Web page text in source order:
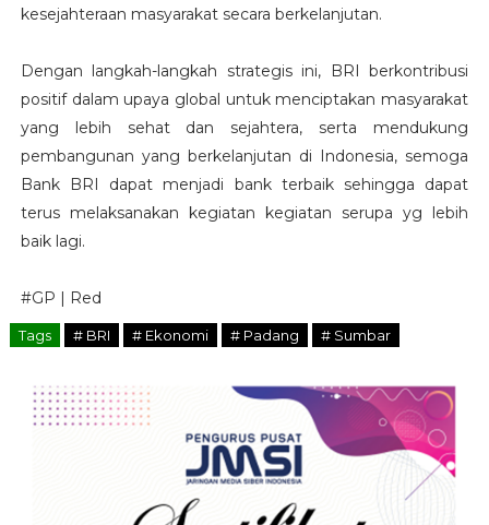
kesejahteraan masyarakat secara berkelanjutan.
Dengan langkah-langkah strategis ini, BRI berkontribusi
positif dalam upaya global untuk menciptakan masyarakat
yang lebih sehat dan sejahtera, serta mendukung
pembangunan yang berkelanjutan di Indonesia, semoga
Bank BRI dapat menjadi bank terbaik sehingga dapat
terus melaksanakan kegiatan kegiatan serupa yg lebih
baik lagi.
#GP | Red
Tags # BRI # Ekonomi # Padang # Sumbar